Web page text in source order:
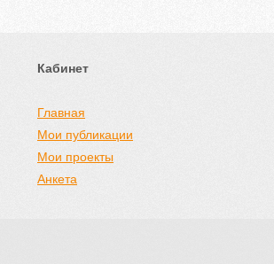
Кабинет
Главная
Мои публикации
Мои проекты
Анкета